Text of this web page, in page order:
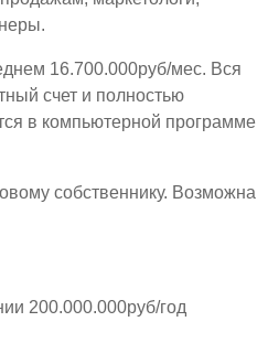
16.700.000руб/мес. Вся
счет и полностью
в компьютерной программе
собственнику. Возможна
200.000.000руб/год